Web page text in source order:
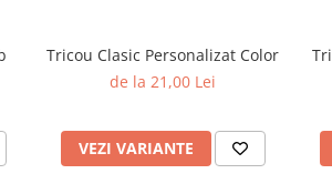
de tot – de
la detalii,
Tricou Clasic Personalizat Color
de la 21,00 Lei
VEZI VARIANTE